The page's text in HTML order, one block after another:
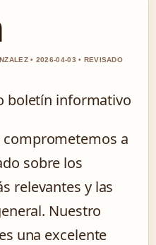
• 2026-04-03 • REVISADO
boletín informativo
comprometemos a
sobre los
relevantes y las
Nuestro
una excelente